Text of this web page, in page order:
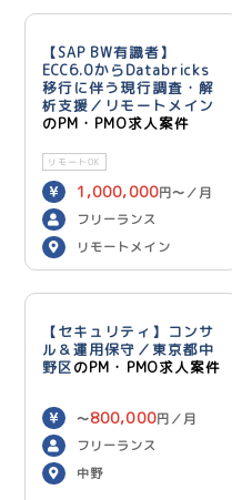
【SAP BW有識者】
ECC6.0からDatabricks
移行に伴う現行調査・解
析支援／リモートメイン
のPM・PMO求人案件
リモートOK
1,000,000円〜／月
フリーランス
リモートメイン
【セキュリティ】コンサ
ル＆運用保守／東京都中
野区のPM・PMO求人案件
〜800,000円／月
フリーランス
中野